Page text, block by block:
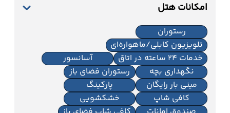
امکانات هتل
رستوران
تلویزیون کابلی/ماهواره‌ای
خدمات 24 ساعته در اتاق
آسانسور
نگهداری بچه
رستوران فضای باز
مینی بار رایگان
پارکینگ
کافی شاپ
خشکشویی